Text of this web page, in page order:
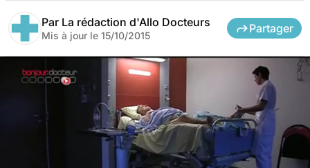
Par La rédaction d'Allo Docteurs
Mis à jour le 15/10/2015
Partager